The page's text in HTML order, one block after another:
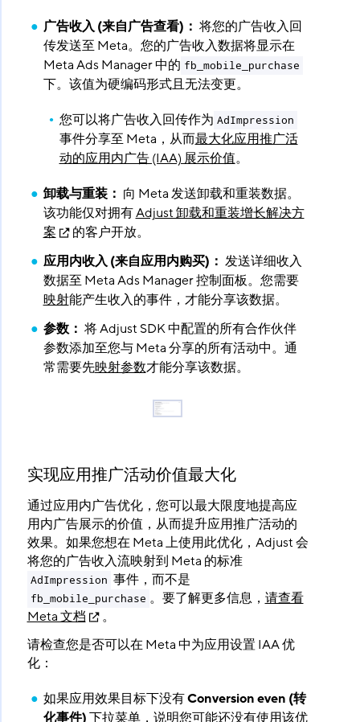
广告收入 (来自广告查看)： ​ 将您的广告收入回
传发送至 Meta。您的广告收入数据将显示在
Meta Ads Manager 中的 fb_mobile_purchase
下。该值为硬编码形式且无法变更。
您可以将广告收入回传作为 AdImpression
事件分享至 Meta，从而最大化应用推广活
动的应用内广告 (IAA) 展示价值。
卸载与重装： ​ 向 Meta 发送卸载和重装数据。
该功能仅对拥有Adjust 卸载和重装增长解决方
案
的客户开放。
应用内收入 (来自应用内购买)： ​ 发送详细收入
数据至 Meta Ads Manager 控制面板。您需要
映射能产生收入的事件，才能分享该数据。
参数： ​ 将 Adjust SDK 中配置的所有合作伙伴
参数添加至您与 Meta 分享的所有活动中。通
常需要先映射参数才能分享该数据。
实现应用推广活动价值最大化
通过应用内广告优化，您可以最大限度地提高应
用内广告展示的价值，从而提升应用推广活动的
效果。如果您想在 Meta 上使用此优化，Adjust 会
将您的广告收入流映射到 Meta 的标准
AdImpression 事件，而不是
fb_mobile_purchase 。要了解更多信息， 请查看
Meta 文档
。
请检查您是否可以在 Meta 中为应用设置 IAA 优
化：
如果应用效果目标下没有Conversion even (转
化事件)​ 下拉菜单，说明您可能还没有使用该优